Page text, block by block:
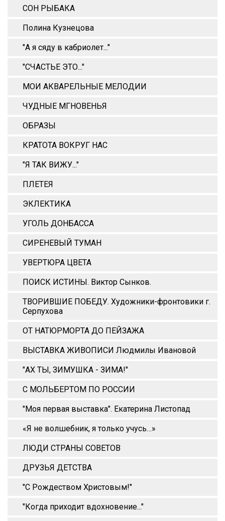
СОН РЫБАКА
Полина Кузнецова
"А я сяду в кабриолет..."
"СЧАСТЬЕ ЭТО..."
МОИ АКВАРЕЛЬНЫЕ МЕЛОДИИ
ЧУДНЫЕ МГНОВЕНЬЯ
ОБРАЗЫ
КРАТОТА ВОКРУГ НАС
"Я ТАК ВИЖУ..."
ПЛЕТЕЯ
ЭКЛЕКТИКА
УГОЛЬ ДОНБАССА
СИРЕНЕВЫЙ ТУМАН
УВЕРТЮРА ЦВЕТА
ПОИСК ИСТИНЫ. Виктор Сынков.
ТВОРИВШИЕ ПОБЕДУ. Художники-фронтовики г.
Серпухова
ОТ НАТЮРМОРТА ДО ПЕЙЗАЖА
ВЫСТАВКА ЖИВОПИСИ Людмилы Ивановой
"АХ ТЫ, ЗИМУШКА - ЗИМА!"
С МОЛЬБЕРТОМ ПО РОССИИ
"Моя первая выставка". Екатерина Листопад
«Я не волшебник, я только учусь…»
ЛЮДИ СТРАНЫ СОВЕТОВ
ДРУЗЬЯ ДЕТСТВА
"С Рождеством Христовым!"
"Когда приходит вдохновение..."